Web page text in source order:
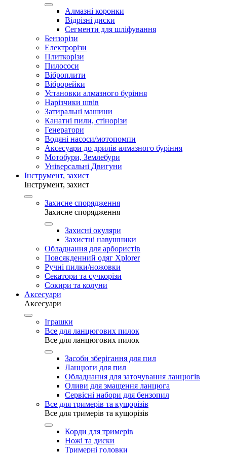
Алмазні коронки
Відрізні диски
Сегменти для шліфування
Бензорізи
Електрорізи
Плиткорізи
Пилососи
Віброплити
Віброрейки
Установки алмазного буріння
Нарізчики швів
Затиральні машини
Канатні пили, стінорізи
Генератори
Водяні насоси/мотопомпи
Аксесуари до дрилів алмазного буріння
Мотобури, Землебури
Універсальні Двигуни
Інструмент, захист
Інструмент, захист
Захисне спорядження
Захисне спорядження
Захисні окуляри
Захистні навушники
Обладнання для арбористів
Повсякденний одяг Xplorer
Ручні пилки/ножовки
Секатори та сучкорізи
Сокири та колуни
Аксесуари
Аксесуари
Іграшки
Все для ланцюгових пилок
Все для ланцюгових пилок
Засоби зберігання для пил
Ланцюги для пил
Обладнання для заточування ланцюгів
Оливи для змащення ланцюга
Сервісні набори для бензопил
Все для тримерів та кущорізів
Все для тримерів та кущорізів
Корди для тримерів
Ножі та диски
Тримерні головки